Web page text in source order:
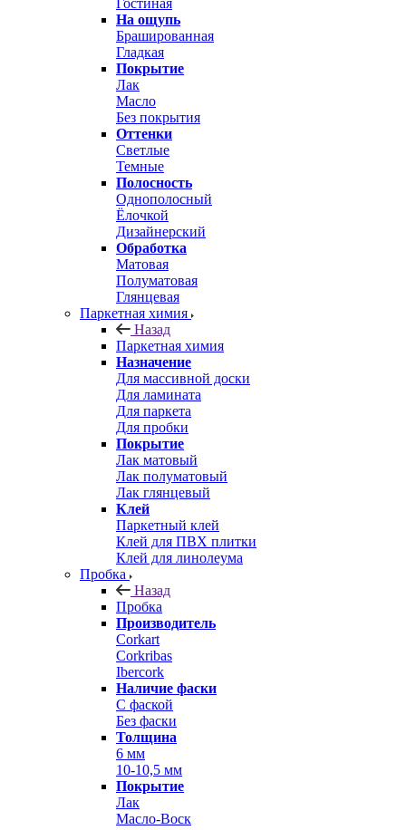
Гостиная
На ощупь
Брашированная
Гладкая
Покрытие
Лак
Масло
Без покрытия
Оттенки
Светлые
Темные
Полосность
Однополосный
Ёлочкой
Дизайнерский
Обработка
Матовая
Полуматовая
Глянцевая
Паркетная химия
Назад
Паркетная химия
Назначение
Для массивной доски
Для ламината
Для паркета
Для пробки
Покрытие
Лак матовый
Лак полуматовый
Лак глянцевый
Клей
Паркетный клей
Клей для ПВХ плитки
Клей для линолеума
Пробка
Назад
Пробка
Производитель
Corkart
Corkribas
Ibercork
Наличие фаски
С фаской
Без фаски
Толщина
6 мм
10-10,5 мм
Покрытие
Лак
Масло-Воск